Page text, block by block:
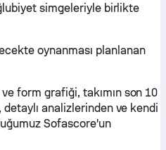
simgeleriyle birlikte
oynanması planlanan
form grafiği, takımın son 10
analizlerinden ve kendi
Sofascore'un